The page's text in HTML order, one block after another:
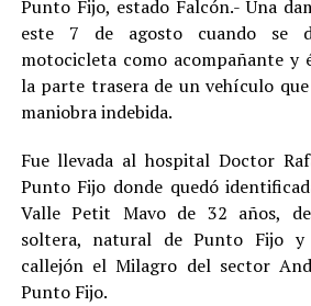
Punto Fijo, estado Falcón.- Una
este 7 de agosto cuando se
motocicleta como acompañante y
la parte trasera de un vehículo
maniobra indebida.
Fue llevada al hospital Doctor
Punto Fijo donde quedó
Valle Petit Mavo de 32 años,
soltera, natural de Punto Fijo y
callejón el Milagro del sector
Punto Fijo.